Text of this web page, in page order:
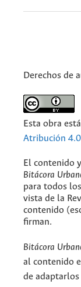
Derechos de
Esta obra
Atribución 4.0
El contenido
Bitácora
para todos
vista de la
contenido
firman.
Bitácora
al contenido
de